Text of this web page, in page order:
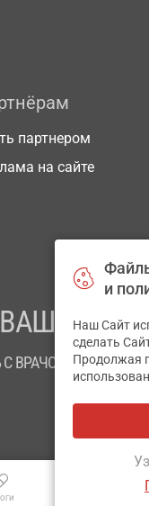
партнером
на сайте
ВРАЧОМ
и
Наш Сайт
сделать
Продолжая